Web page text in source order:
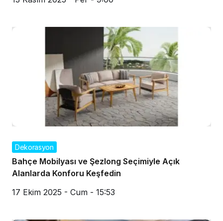
Dekorasyon
Bahçe Mobilyası ve Şezlong Seçimiyle Açık
Alanlarda Konforu Keşfedin
17 Ekim 2025 - Cum - 15:53